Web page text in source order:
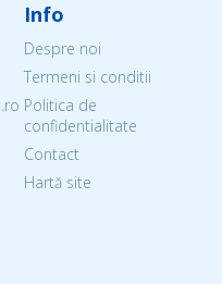
Info
Despre noi
Termeni si conditii
Politica de
confidentialitate
Contact
Hartă site